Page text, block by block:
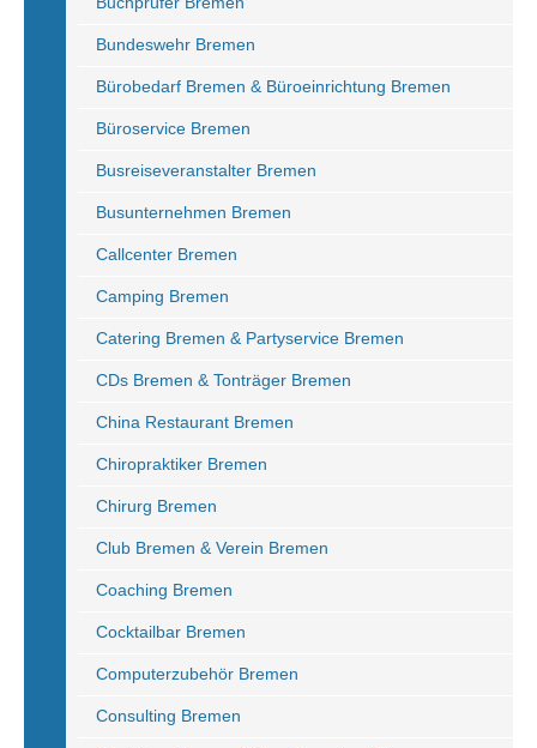
Bundeswehr Bremen
Bürobedarf Bremen & Büroeinrichtung Bremen
Büroservice Bremen
Busreiseveranstalter Bremen
Busunternehmen Bremen
Callcenter Bremen
Camping Bremen
Catering Bremen & Partyservice Bremen
CDs Bremen & Tonträger Bremen
China Restaurant Bremen
Chiropraktiker Bremen
Chirurg Bremen
Club Bremen & Verein Bremen
Coaching Bremen
Cocktailbar Bremen
Computerzubehör Bremen
Consulting Bremen